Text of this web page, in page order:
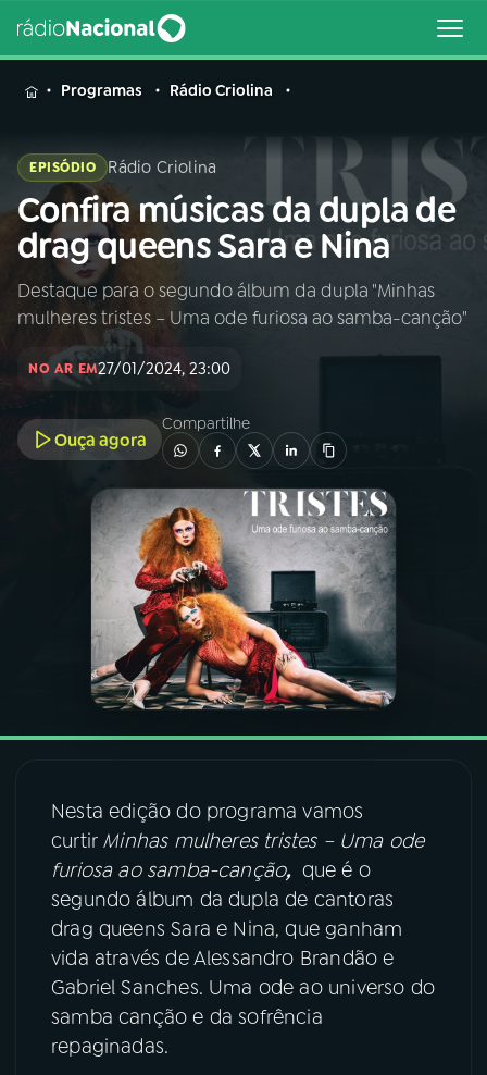
MENU
Buscar
na
Rádio
Nacional
Buscar
AO VIVO
PROGRAMAÇÃO
PROGRAMAS
PODCASTS
ÚLTIMAS
08 FESTIVAL DE MÚSICA
ACOMPANHE A RÁDIO NACIONAL
YouTube Facebook
Programas Rádio Criolina
EPISÓDIO Rádio Criolina
Confira músicas da dupla de
drag queens Sara e Nina
Destaque para o segundo álbum da dupla "Minhas
mulheres tristes – Uma ode furiosa ao samba-canção"
NO AR EM27/01/2024, 23:00
Ouça agora
Compartilhe
Nesta edição do programa vamos
curtir Minhas mulheres tristes – Uma ode
furiosa ao samba-canção, que é o
segundo álbum da dupla de cantoras
drag queens Sara e Nina, que ganham
vida através de Alessandro Brandão e
Gabriel Sanches. Uma ode ao universo do
samba canção e da sofrência
repaginadas.